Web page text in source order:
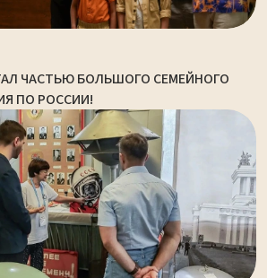
ЧАСТЬЮ БОЛЬШОГО СЕМЕЙНОГО
ПО РОССИИ!